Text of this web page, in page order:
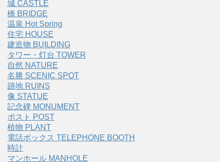
城 CASTLE
橋 BRIDGE
温泉 Hot Spring
住宅 HOUSE
建造物 BUILDING
タワー・灯台 TOWER
自然 NATURE
名勝 SCENIC SPOT
跡地 RUINS
像 STATUE
記念碑 MONUMENT
ポスト POST
植物 PLANT
電話ボックス TELEPHONE BOOTH
時計
マンホール MANHOLE